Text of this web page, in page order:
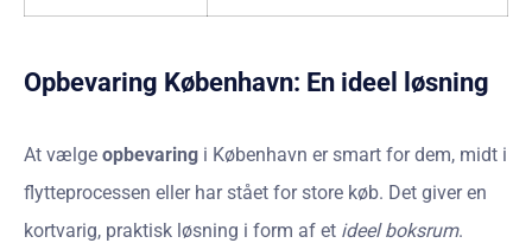
Opbevaring København: En ideel løsning
At vælge opbevaring i København er smart for dem, midt i
flytteprocessen eller har stået for store køb. Det giver en
kortvarig, praktisk løsning i form af et ideel boksrum.